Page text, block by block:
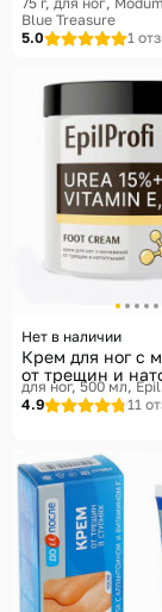
Blue Treasure
5.0
1
Нет в наличии
Крем для ног с
от трещин и
для ног, 500 мл
4.9
11